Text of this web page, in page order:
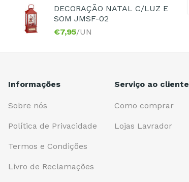
DECORAÇÃO NATAL C/LUZ E
SOM JMSF-02
€7,95/UN
Informações
Sobre nós
Política de Privacidade
Termos e Condições
Livro de Reclamações
Serviço ao cliente
Como comprar
Lojas Lavrador